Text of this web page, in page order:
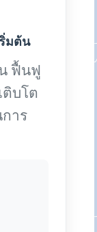
มต้น
ฟื้นฟู
ติบโต
าร